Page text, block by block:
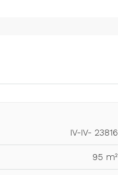
IV-IV- 23816
95 m²